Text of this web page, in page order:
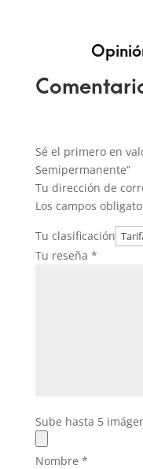
Sé el primero en
Semipermanente”
Tu dirección de
Los campos
Tu clasificación
Tu reseña *
Sube hasta 5
Nombre *